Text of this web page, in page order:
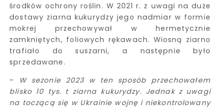
środków ochrony roślin. W 2021 r. z uwagi na duże
dostawy ziarna kukurydzy jego nadmiar w formie
mokrej przechowywał w hermetycznie
zamkniętych, foliowych rękawach. Wiosną ziarno
trafiało do suszarni, a następnie było
sprzedawane.
– W sezonie 2023 w ten sposób przechowałem
blisko 10 tys. t ziarna kukurydzy. Jednak z uwagi
na toczącą się w Ukrainie wojnę i niekontrolowany